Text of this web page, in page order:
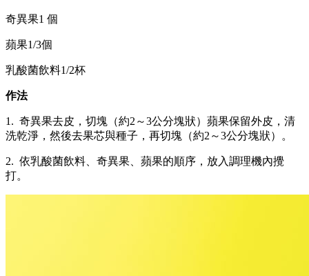
奇異果1 個
蘋果1/3個
乳酸菌飲料1/2杯
作法
1. 奇異果去皮，切塊（約2～3公分塊狀）蘋果保留外皮，清
洗乾淨，然後去果芯與種子，再切塊（約2～3公分塊狀）。
2. 依乳酸菌飲料、奇異果、蘋果的順序，放入調理機內攪
打。